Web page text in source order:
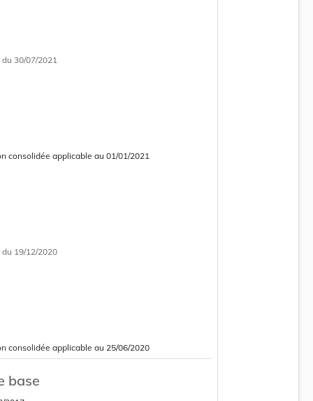
du 30/07/2021
consolidée obsolète
consolidée applicable au 01/01/2021
du 19/12/2020
obsolète
consolidée applicable au 25/06/2020
base